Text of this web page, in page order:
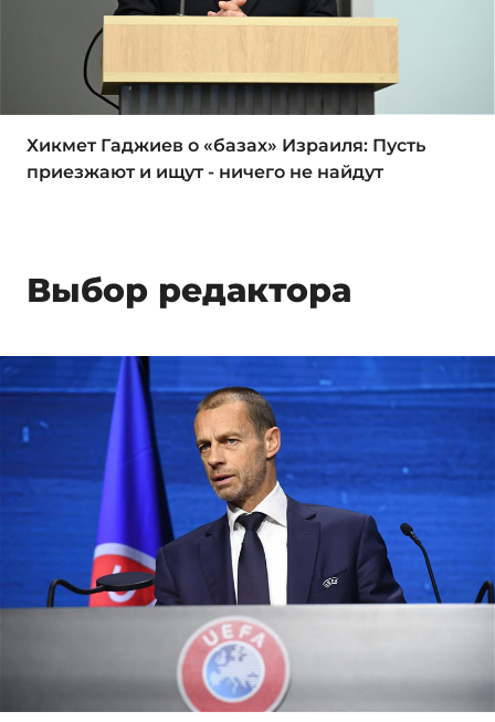
Хикмет Гаджиев о «базах» Израиля: Пусть
приезжают и ищут - ничего не найдут
Выбор редактора